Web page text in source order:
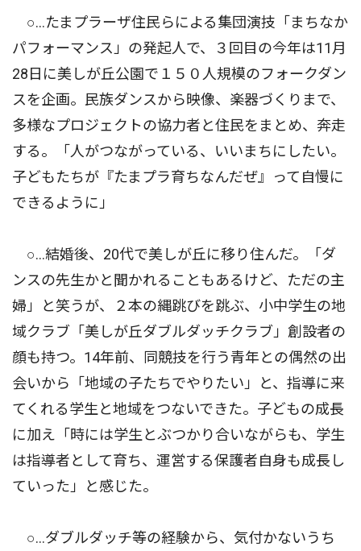
○…たまプラーザ住民らによる集団演技「まちなか
パフォーマンス」の発起人で、３回目の今年は11月
28日に美しが丘公園で１５０人規模のフォークダン
スを企画。民族ダンスから映像、楽器づくりまで、
多様なプロジェクトの協力者と住民をまとめ、奔走
する。「人がつながっている、いいまちにしたい。
子どもたちが『たまプラ育ちなんだぜ』って自慢に
できるように」
○…結婚後、20代で美しが丘に移り住んだ。「ダ
ンスの先生かと聞かれることもあるけど、ただの主
婦」と笑うが、２本の縄跳びを跳ぶ、小中学生の地
域クラブ「美しが丘ダブルダッチクラブ」創設者の
顔も持つ。14年前、同競技を行う青年との偶然の出
会いから「地域の子たちでやりたい」と、指導に来
てくれる学生と地域をつないできた。子どもの成長
に加え「時には学生とぶつかり合いながらも、学生
は指導者として育ち、運営する保護者自身も成長し
ていった」と感じた。
○…ダブルダッチ等の経験から、気付かないうち